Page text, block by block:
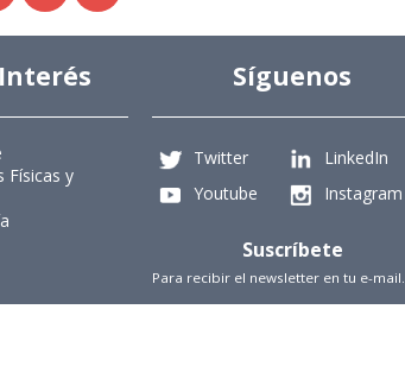
Físicas y
Síguenos
Twitter
LinkedIn
Youtube
Instagram
Suscríbete
Para recibir el newsletter en tu e-mail.